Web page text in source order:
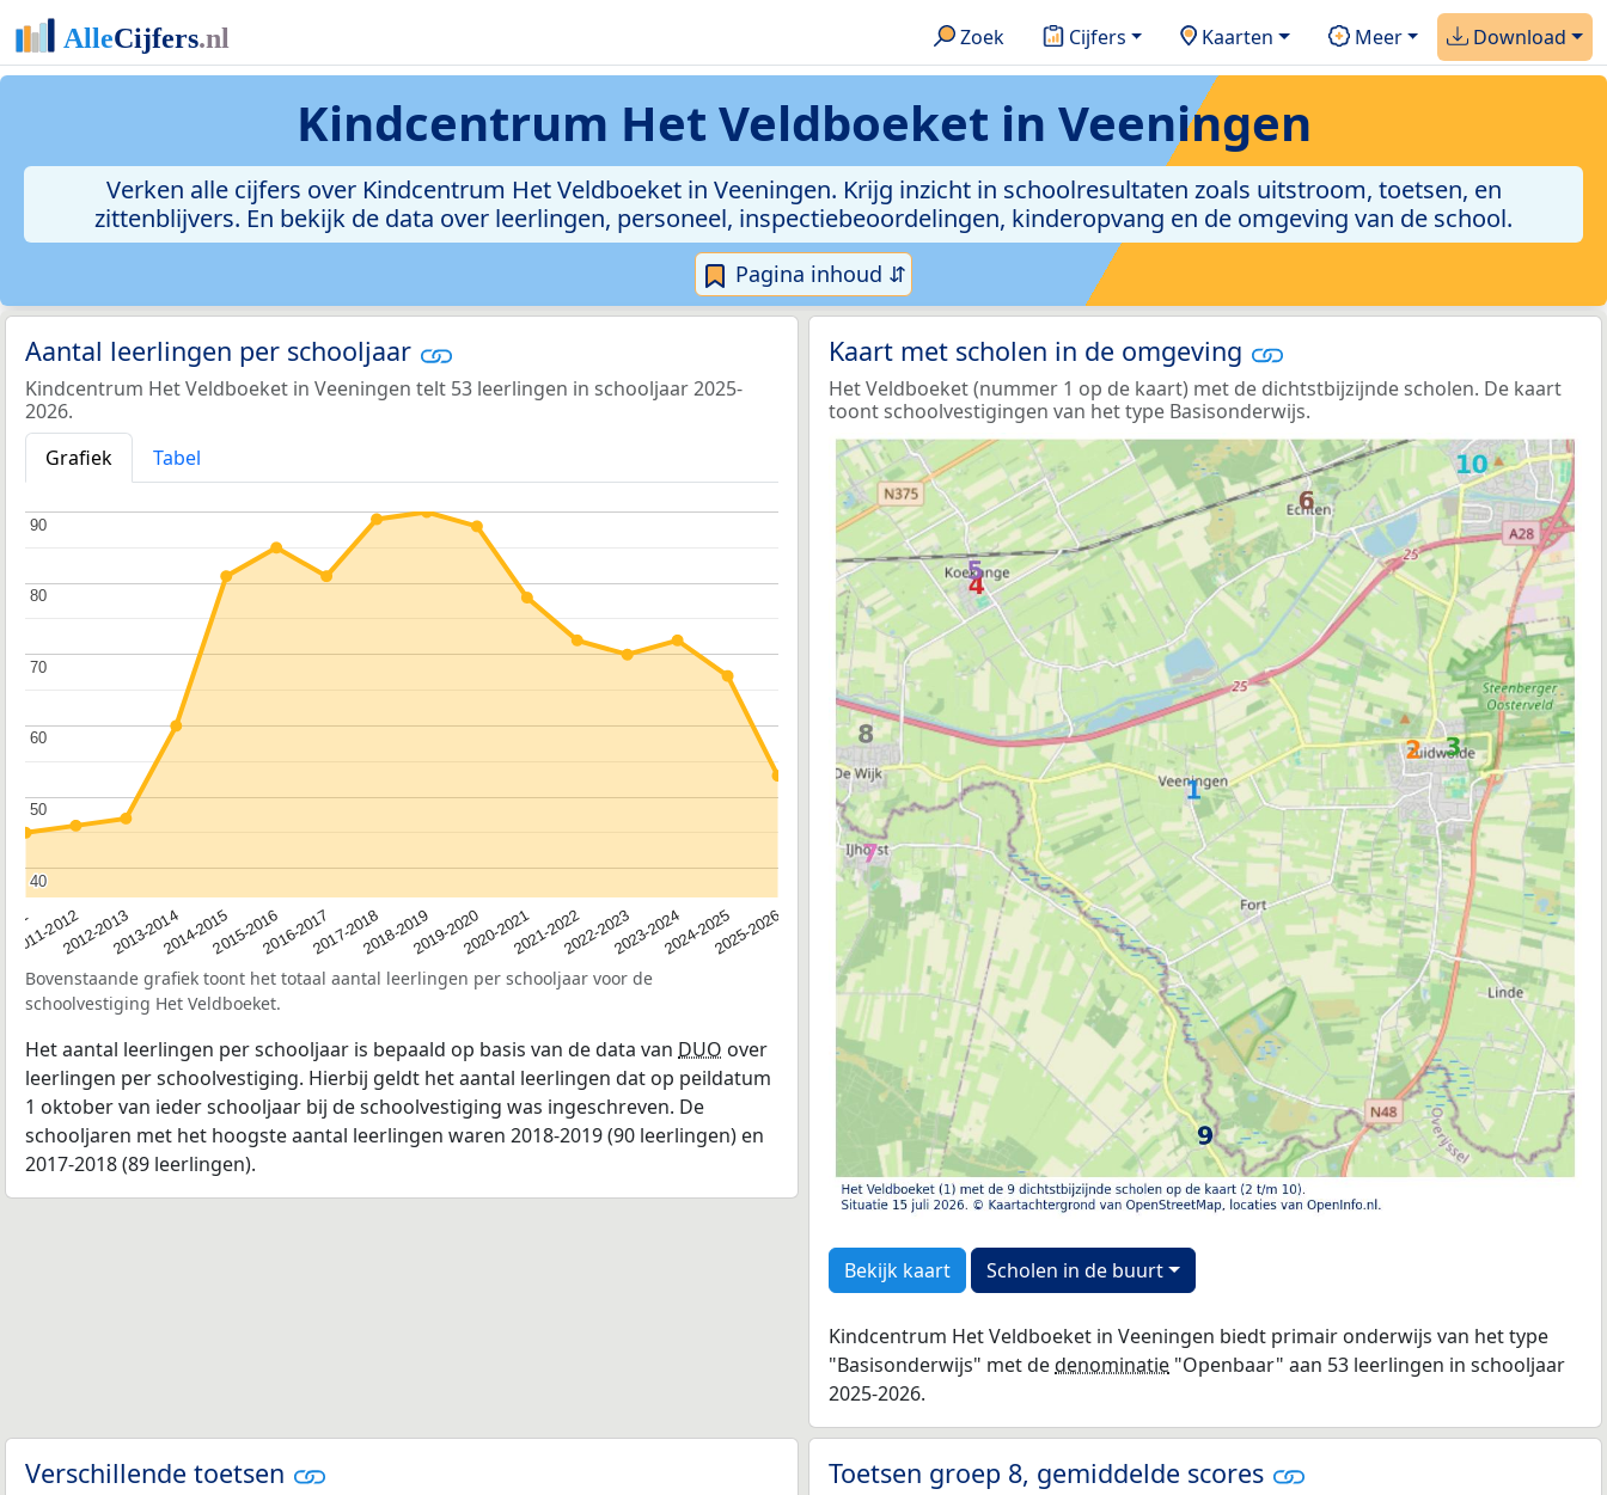
Zoek Cijfers Kaarten Meer Download
Kindcentrum Het Veldboeket in Veeningen
Verken alle cijfers over Kindcentrum Het Veldboeket in Veeningen. Krijg inzicht in schoolresultaten zoals uitstroom, toetsen, en
zittenblijvers. En bekijk de data over leerlingen, personeel, inspectiebeoordelingen, kinderopvang en de omgeving van de school.
Pagina inhoud ⇵
Aantal leerlingen per schooljaar
Kindcentrum Het Veldboeket in Veeningen telt 53 leerlingen in schooljaar 2025-
2026.
Grafiek
Tabel
2011-20122012-20132013-20142014-20152015-20162016-20172017-20182018-20192019-20202020-20212021-20222022-20232023-20242024-20252025-2026
40
40
50
50
60
60
70
70
80
80
90
90
Bovenstaande grafiek toont het totaal aantal leerlingen per schooljaar voor de
schoolvestiging Het Veldboeket.
Het aantal leerlingen per schooljaar is bepaald op basis van de data van DUO over
leerlingen per schoolvestiging. Hierbij geldt het aantal leerlingen dat op peildatum
1 oktober van ieder schooljaar bij de schoolvestiging was ingeschreven. De
schooljaren met het hoogste aantal leerlingen waren 2018-2019 (90 leerlingen) en
2017-2018 (89 leerlingen).
Kaart met scholen in de omgeving
Het Veldboeket (nummer 1 op de kaart) met de dichtstbijzijnde scholen. De kaart
toont schoolvestigingen van het type Basisonderwijs.
Bekijk kaart Scholen in de buurt
Kindcentrum Het Veldboeket in Veeningen biedt primair onderwijs van het type
"Basisonderwijs" met dedenominatie "Openbaar" aan 53 leerlingen in schooljaar
2025-2026.
Verschillende toetsen Toetsen groep 8, gemiddelde scores